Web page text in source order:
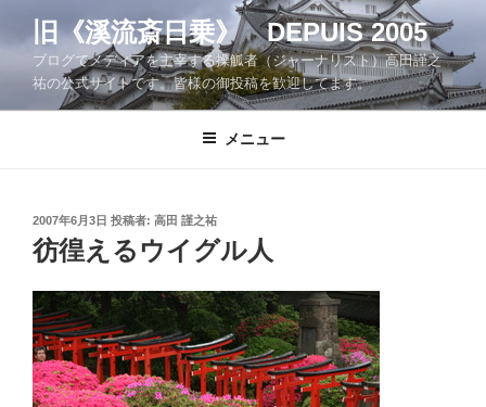
ツ
旧《溪流斎日乗》 DEPUIS 2005
ブログでメディアを主宰する操觚者（ジャーナリスト）高田謹之
祐の公式サイトです。皆様の御投稿を歓迎してます。
メニュー
投
稿
日:
2007年6月3日 投稿者: 高田 謹之祐
彷徨えるウイグル人